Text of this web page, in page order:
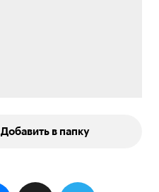
Добавить в папку